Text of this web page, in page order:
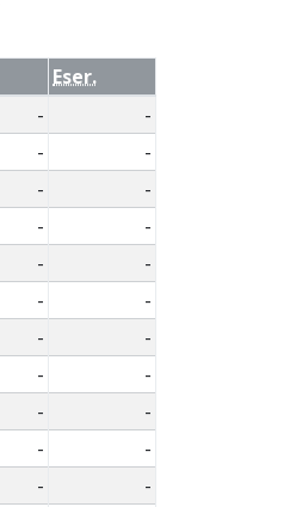
Eser.
-
-
-
-
-
-
-
-
-
-
-
-
-
-
-
-
-
-
-
-
-
-